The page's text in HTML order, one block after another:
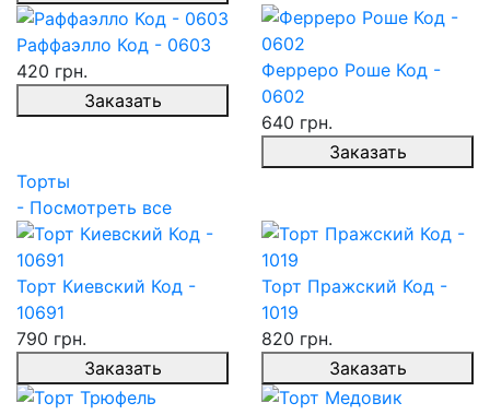
Раффаэлло Код - 0603
420 грн.
Заказать
Ферреро Роше Код -
0602
640 грн.
Заказать
Торты
- Посмотреть все
Торт Киевский Код -
10691
790 грн.
Заказать
Торт Пражский Код -
1019
820 грн.
Заказать